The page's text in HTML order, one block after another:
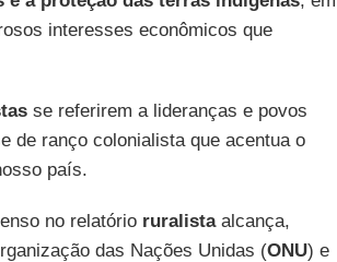
interesses econômicos que
se referirem a lideranças e povos
de ranço colonialista que acentua o
país.
no relatório ruralistaalcança,
das Nações Unidas (ONU) e